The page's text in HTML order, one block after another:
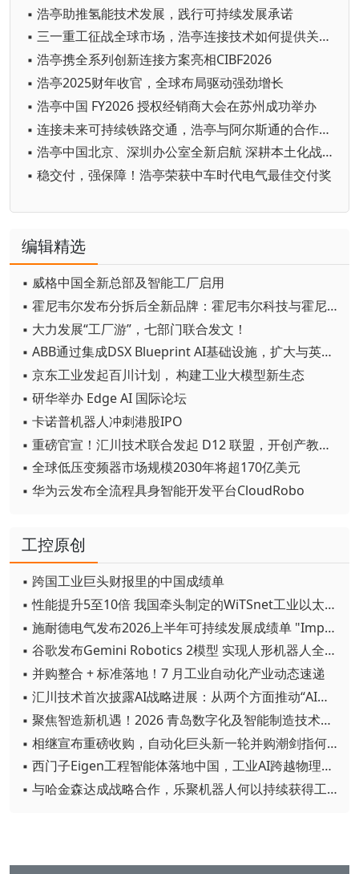
▪ 浩亭助推氢能技术发展，践行可持续发展承诺
▪ 三一重工征战全球市场，浩亭连接技术如何提供关键支撑？
▪ 浩亭携全系列创新连接方案亮相CIBF2026
▪ 浩亭2025财年收官，全球布局驱动强劲增长
▪ 浩亭中国 FY2026 授权经销商大会在苏州成功举办
▪ 连接未来可持续铁路交通，浩亭与阿尔斯通的合作之道
▪ 浩亭中国北京、深圳办公室全新启航 深耕本土化战略再谱新篇
▪ 稳交付，强保障！浩亭荣获中车时代电气最佳交付奖
编辑精选
▪ 威格中国全新总部及智能工厂启用
▪ 霍尼韦尔发布分拆后全新品牌：霍尼韦尔科技与霍尼韦尔航空航天
▪ 大力发展“工厂游”，七部门联合发文！
▪ ABB通过集成DSX Blueprint AI基础设施，扩大与英伟达的合作
▪ 京东工业发起百川计划， 构建工业大模型新生态
▪ 研华举办 Edge AI 国际论坛
▪ 卡诺普机器人冲刺港股IPO
▪ 重磅官宣！汇川技术联合发起 D12 联盟，开创产教融合新范式
▪ 全球低压变频器市场规模2030年将超170亿美元
▪ 华为云发布全流程具身智能开发平台CloudRobo
工控原创
▪ 跨国工业巨头财报里的中国成绩单
▪ 性能提升5至10倍 我国牵头制定的WiTSnet工业以太网国际标准正式发布
▪ 施耐德电气发布2026上半年可持续发展成绩单 "Impact 2030"路线图开局稳健
▪ 谷歌发布Gemini Robotics 2模型 实现人形机器人全身智能控制突破
▪ 并购整合 + 标准落地！7 月工业自动化产业动态速递
▪ 汇川技术首次披露AI战略进展：从两个方面推动“AI业务化”落地
▪ 聚焦智造新机遇！2026 青岛数字化及智能制造技术论坛圆满落幕
▪ 相继宣布重磅收购，自动化巨头新一轮并购潮剑指何方？
▪ 西门子Eigen工程智能体落地中国，工业AI跨越物理世界“确定性”拐点
▪ 与哈金森达成战略合作，乐聚机器人何以持续获得工业巨头青睐？